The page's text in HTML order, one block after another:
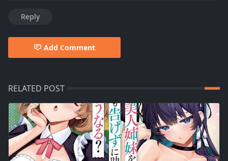
Reply
Add Comment
RELATED POST